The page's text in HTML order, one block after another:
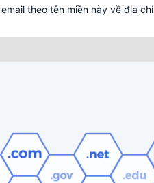
theo tên miền này về địa chỉ